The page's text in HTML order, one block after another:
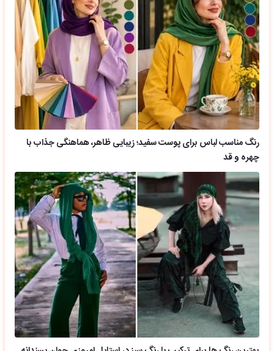
رنگ مناسب لباس برای پوست سفید؛ زیبایی ظاهر، هماهنگی جذاب با
چهره و قد